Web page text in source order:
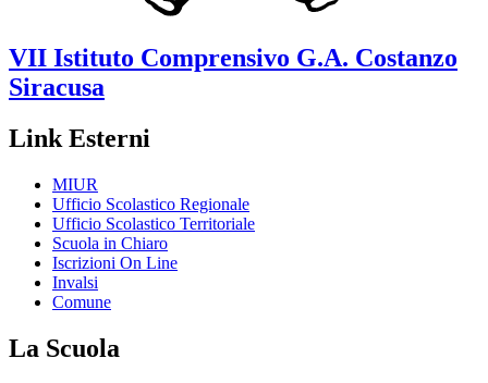
VII Istituto Comprensivo G.A. Costanzo
Siracusa
Link Esterni
MIUR
Ufficio Scolastico Regionale
Ufficio Scolastico Territoriale
Scuola in Chiaro
Iscrizioni On Line
Invalsi
Comune
La Scuola